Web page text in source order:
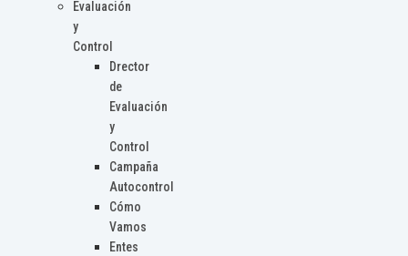
Evaluación
y
Control
Drector
de
Evaluación
y
Control
Campaña
Autocontrol
Cómo
Vamos
Entes